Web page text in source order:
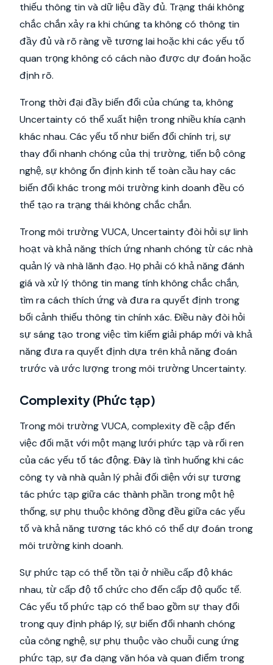
thiếu thông tin và dữ liệu đầy đủ. Trạng thái không
chắc chắn xảy ra khi chúng ta không có thông tin
đầy đủ và rõ ràng về tương lai hoặc khi các yếu tố
quan trọng không có cách nào được dự đoán hoặc
định rõ.
Trong thời đại đầy biến đổi của chúng ta, không
Uncertainty có thể xuất hiện trong nhiều khía cạnh
khác nhau. Các yếu tố như biến đổi chính trị, sự
thay đổi nhanh chóng của thị trường, tiến bộ công
nghệ, sự không ổn định kinh tế toàn cầu hay các
biến đổi khác trong môi trường kinh doanh đều có
thể tạo ra trạng thái không chắc chắn.
Trong môi trường VUCA, Uncertainty đòi hỏi sự linh
hoạt và khả năng thích ứng nhanh chóng từ các nhà
quản lý và nhà lãnh đạo. Họ phải có khả năng đánh
giá và xử lý thông tin mang tính không chắc chắn,
tìm ra cách thích ứng và đưa ra quyết định trong
bối cảnh thiếu thông tin chính xác. Điều này đòi hỏi
sự sáng tạo trong việc tìm kiếm giải pháp mới và khả
năng đưa ra quyết định dựa trên khả năng đoán
trước và ước lượng trong môi trường Uncertainty.
Complexity (Phức tạp)
Trong môi trường VUCA, complexity đề cập đến
việc đối mặt với một mạng lưới phức tạp và rối ren
của các yếu tố tác động. Đây là tình huống khi các
công ty và nhà quản lý phải đối diện với sự tương
tác phức tạp giữa các thành phần trong một hệ
thống, sự phụ thuộc không đồng đều giữa các yếu
tố và khả năng tương tác khó có thể dự đoán trong
môi trường kinh doanh.
Sự phức tạp có thể tồn tại ở nhiều cấp độ khác
nhau, từ cấp độ tổ chức cho đến cấp độ quốc tế.
Các yếu tố phức tạp có thể bao gồm sự thay đổi
trong quy định pháp lý, sự biến đổi nhanh chóng
của công nghệ, sự phụ thuộc vào chuỗi cung ứng
phức tạp, sự đa dạng văn hóa và quan điểm trong